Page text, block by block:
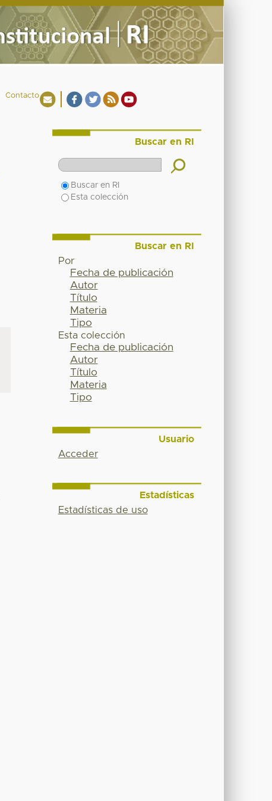
Contacto
Buscar en RI
Buscar en RI
Esta colección
Buscar en RI
Por
Fecha de publicación
Autor
Título
Materia
Tipo
Esta colección
Fecha de publicación
Autor
Título
Materia
Tipo
Usuario
Acceder
Estadísticas
Estadísticas de uso